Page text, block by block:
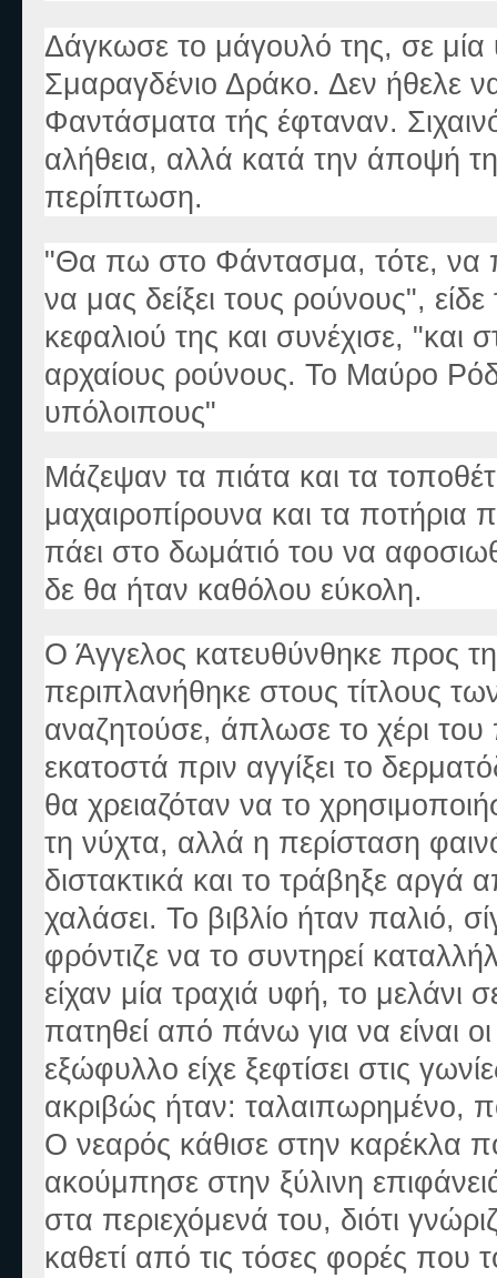
Δάγκωσε το μάγουλό της, σε
Σμαραγδένιο Δράκο. Δεν ήθελε
Φαντάσματα τής έφταναν.
αλήθεια, αλλά κατά την άποψή
περίπτωση.
"Θα πω στο Φάντασμα, τότε, να
να μας δείξει τους ρούνους",
κεφαλιού της και συνέχισε,
αρχαίους ρούνους. Το Μαύρο
υπόλοιπους"
Μάζεψαν τα πιάτα και τα
μαχαιροπίρουνα και τα ποτήρια
πάει στο δωμάτιό του να
δε θα ήταν καθόλου εύκολη.
Ο Άγγελος κατευθύνθηκε προς
περιπλανήθηκε στους τίτλους
αναζητούσε, άπλωσε το χέρι
εκατοστά πριν αγγίξει το
θα χρειαζόταν να το
τη νύχτα, αλλά η περίσταση
διστακτικά και το τράβηξε
χαλάσει. Το βιβλίο ήταν παλιό,
φρόντιζε να το συντηρεί
είχαν μία τραχιά υφή, το μελάνι
πατηθεί από πάνω για να είναι
εξώφυλλο είχε ξεφτίσει στις
ακριβώς ήταν: ταλαιπωρημένο,
Ο νεαρός κάθισε στην καρέκλα
ακούμπησε στην ξύλινη
στα περιεχόμενά του, διότι
καθετί από τις τόσες φορές που